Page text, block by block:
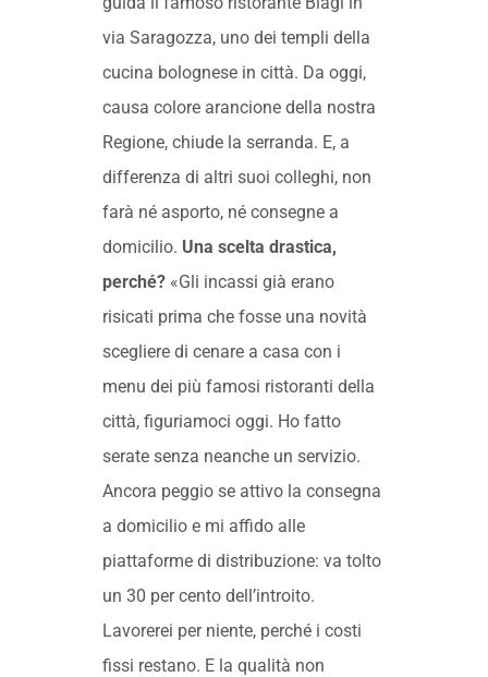
via Saragozza, uno dei templi della
cucina bolognese in città. Da oggi,
causa colore arancione della nostra
Regione, chiude la serranda. E, a
differenza di altri suoi colleghi, non
farà né asporto, né consegne a
domicilio. Una scelta drastica,
perché?«Gli incassi già erano
risicati prima che fosse una novità
scegliere di cenare a casa con i
menu dei più famosi ristoranti della
città, figuriamoci oggi. Ho fatto
serate senza neanche un servizio.
Ancora peggio se attivo la consegna
a domicilio e mi affido alle
piattaforme di distribuzione: va tolto
un 30 per cento dell’introito.
Lavorerei per niente, perché i costi
fissi restano. E la qualità non